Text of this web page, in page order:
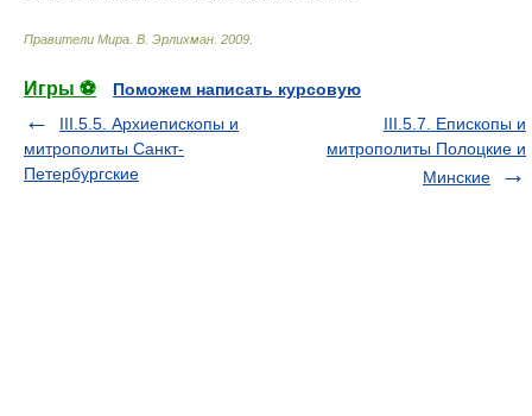
Правители Мира В. Эрлихман 2009
Игры ⚽
Поможем написать курсовую
III.5.5. Архиепископы и
митрополиты Санкт-
Петербургские
III.5.7. Епископы и
митрополиты Полоцкие и
Минские